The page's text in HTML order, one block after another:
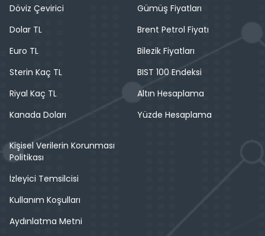
Döviz Çevirici
Dolar TL
Euro TL
Sterin Kaç TL
Riyal Kaç TL
Kanada Doları
Gümüş Fiyatları
Brent Petrol Fiyatı
Bilezik Fiyatları
BIST 100 Endeksi
Altın Hesaplama
Yüzde Hesaplama
Kişisel Verilerin Korunması
Politikası
İzleyici Temsilcisi
Kullanım Koşulları
Aydınlatma Metni